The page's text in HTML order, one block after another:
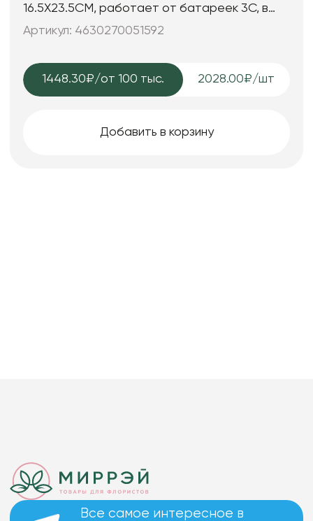
16.5X23.5CM, работает от батареек 3C, в
комплект не входят
Артикул: 4630270051592
1448.30₽/от 100 тыс. 2028.00₽/шт
Добавить в корзину
Все самое интересное в